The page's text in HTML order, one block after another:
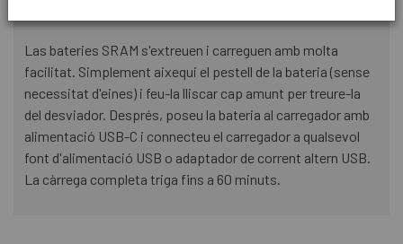
Las bateries SRAM s'extreuen i carreguen amb molta
facilitat. Simplement aixequi el pestell de la bateria (sense
necessitat d'eines) i feu-la lliscar cap amunt per treure-la
del desviador. Després, poseu la bateria al carregador amb
alimentació USB-C i connecteu el carregador a qualsevol
font d'alimentació USB o adaptador de corrent altern USB.
La càrrega completa triga fins a 60 minuts.